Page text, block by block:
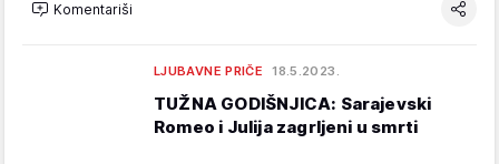
Komentariši
LJUBAVNE PRIČE 18.5.2023.
TUŽNA GODIŠNJICA: Sarajevski
Romeo i Julija zagrljeni u smrti